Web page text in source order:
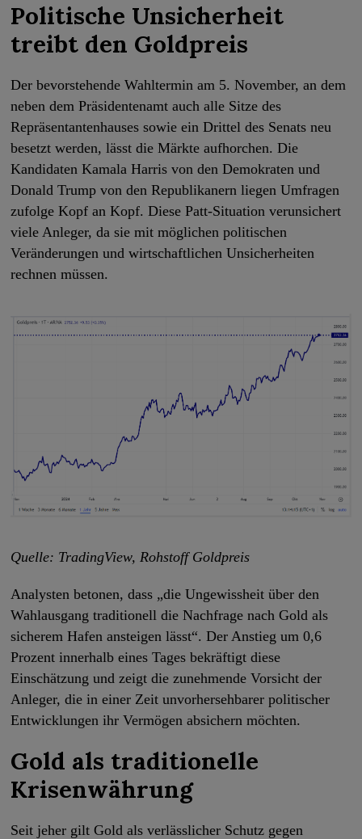
Politische Unsicherheit
treibt den Goldpreis
Der bevorstehende Wahltermin am 5. November, an dem
neben dem Präsidentenamt auch alle Sitze des
Repräsentantenhauses sowie ein Drittel des Senats neu
besetzt werden, lässt die Märkte aufhorchen. Die
Kandidaten Kamala Harris von den Demokraten und
Donald Trump von den Republikanern liegen Umfragen
zufolge Kopf an Kopf. Diese Patt-Situation verunsichert
viele Anleger, da sie mit möglichen politischen
Veränderungen und wirtschaftlichen Unsicherheiten
rechnen müssen.
Quelle: TradingView, Rohstoff Goldpreis
Analysten betonen, dass „die Ungewissheit über den
Wahlausgang traditionell die Nachfrage nach Gold als
sicherem Hafen ansteigen lässt“. Der Anstieg um 0,6
Prozent innerhalb eines Tages bekräftigt diese
Einschätzung und zeigt die zunehmende Vorsicht der
Anleger, die in einer Zeit unvorhersehbarer politischer
Entwicklungen ihr Vermögen absichern möchten.
Gold als traditionelle
Krisenwährung
Seit jeher gilt Gold als verlässlicher Schutz gegen